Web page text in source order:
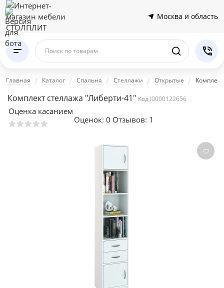
Москва и область
Поиск по товарам
Главная Каталог Спальня Стеллажи Открытые
Комплект стеллажа "Либерти-41" Код I0000122656
Оценка касанием
Оценок: 0 Отзывов: 1